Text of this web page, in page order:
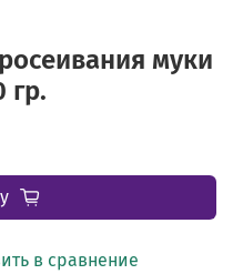
муки
гр.
в сравнение